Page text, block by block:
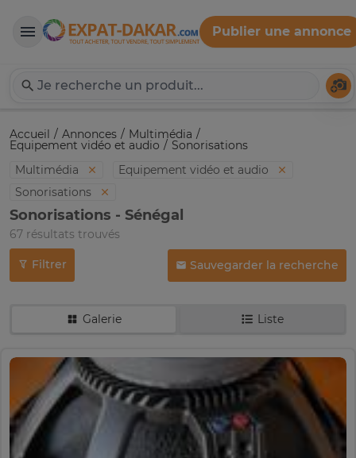
Expat-Dakar
Publier une annonce
Accueil Annonces Multimédia
Equipement vidéo et audio
Sonorisations
Multimédia
Equipement vidéo et audio
Sonorisations
Sonorisations - Sénégal
67 résultats trouvés
Filtrer Sauvegarder la recherche
Galerie Liste